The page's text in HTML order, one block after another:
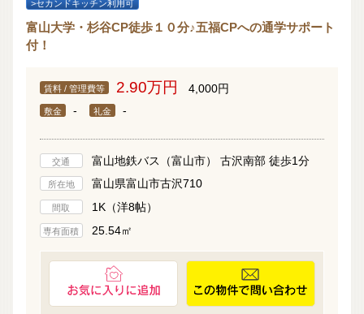
>セカンドキッチン利用可
富山大学・杉谷CP徒歩１０分♪五福CPへの通学サポート
付！
賃料 / 管理費等 2.90万円 4,000円
敷金 - 礼金 -
交通 富山地鉄バス（富山市） 古沢南部 徒歩1分
所在地 富山県富山市古沢710
間取 1K（洋8帖）
専有面積 25.54㎡